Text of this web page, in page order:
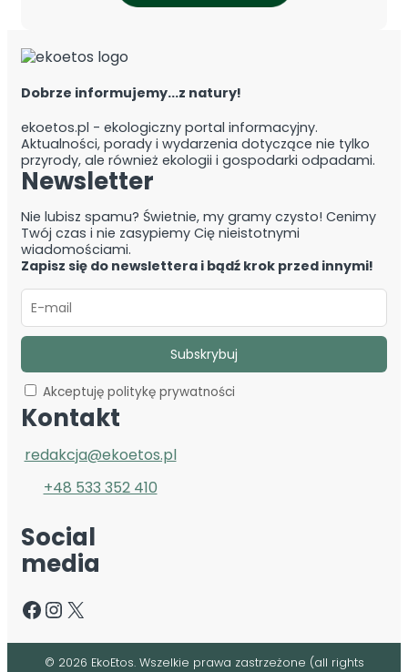
Dobrze informujemy...z natury!
ekoetos.pl - ekologiczny portal informacyjny.
Aktualności, porady i wydarzenia dotyczące nie tylko
przyrody, ale również ekologii i gospodarki odpadami.
Newsletter
Nie lubisz spamu? Świetnie, my gramy czysto! Cenimy
Twój czas i nie zasypiemy Cię nieistotnymi
wiadomościami.
Zapisz się do newslettera i bądź krok przed innymi!
Akceptuję politykę prywatności
Kontakt
redakcja@ekoetos.pl
+48 533 352 410
Social
media
Facebook
Instagram
X
© 2026 EkoEtos. Wszelkie prawa zastrzeżone (all rights